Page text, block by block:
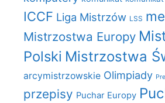
ICCF Liga Mistrzów LSS
Mistrzostwa Europy
Polski Mistrzostwa
arcymistrzowskie Olimpiady
przepisy Puchar Europy